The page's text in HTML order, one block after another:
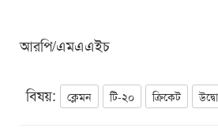
আরপি/এমএএইচ
বিষয়: ক্লেমন টি-২০ ক্রিকেট